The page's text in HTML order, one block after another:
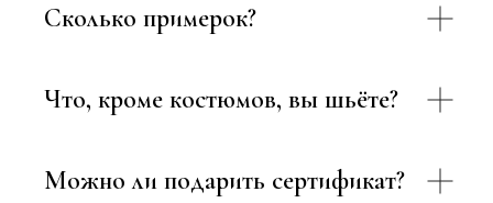
Сколько примерок?
Что, кроме костюмов, вы шьёте?
Можно ли подарить сертификат?